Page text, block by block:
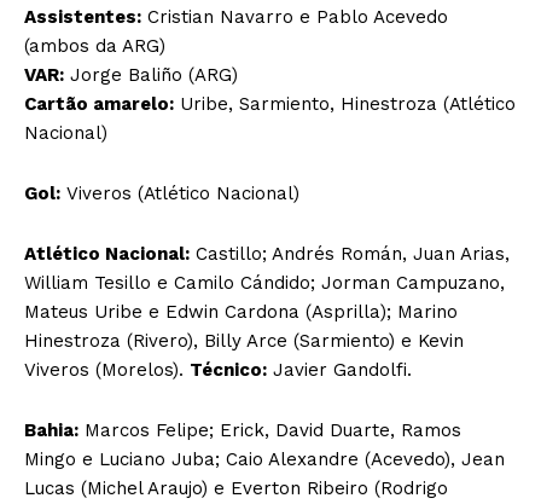
Assistentes: Cristian Navarro e Pablo Acevedo
(ambos da ARG)
VAR: Jorge Baliño (ARG)
Cartão amarelo: Uribe, Sarmiento, Hinestroza (Atlético
Nacional)
Gol: Viveros (Atlético Nacional)
Atlético Nacional: Castillo; Andrés Román, Juan Arias,
William Tesillo e Camilo Cándido; Jorman Campuzano,
Mateus Uribe e Edwin Cardona (Asprilla); Marino
Hinestroza (Rivero), Billy Arce (Sarmiento) e Kevin
Viveros (Morelos). Técnico: Javier Gandolfi.
Bahia: Marcos Felipe; Erick, David Duarte, Ramos
Mingo e Luciano Juba; Caio Alexandre (Acevedo), Jean
Lucas (Michel Araujo) e Everton Ribeiro (Rodrigo